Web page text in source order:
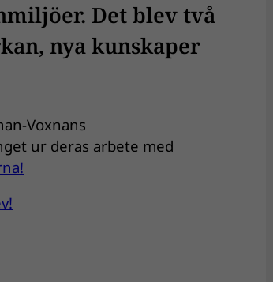
Det blev två
nya kunskaper
Voxnans
ur deras arbete med